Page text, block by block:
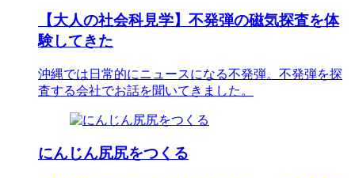
【大人の社会科見学】不発弾の磁気探査を体
験してきた
沖縄では日常的にニュースになる不発弾。不発弾を探
査する会社でお話を聞いてきました。
にんじん尻尻をつくる